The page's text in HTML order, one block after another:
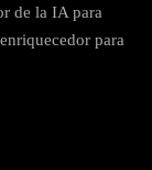
de la IA para
para